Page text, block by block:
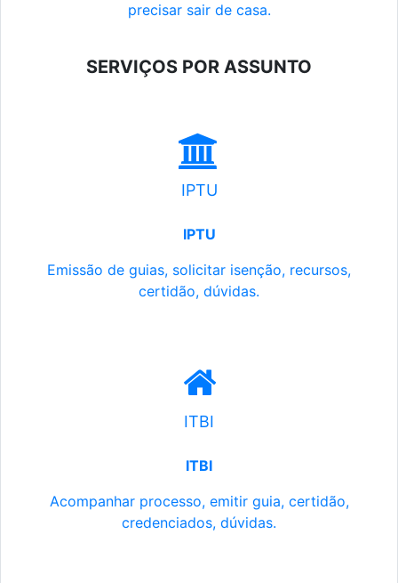
precisar sair de casa.
SERVIÇOS POR ASSUNTO
IPTU
IPTU
Emissão de guias, solicitar isenção, recursos,
certidão, dúvidas.
ITBI
ITBI
Acompanhar processo, emitir guia, certidão,
credenciados, dúvidas.